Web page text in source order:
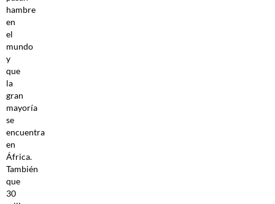
hambre
en
el
mundo
y
que
la
gran
mayoría
se
encuentra
en
África.
También
que
30